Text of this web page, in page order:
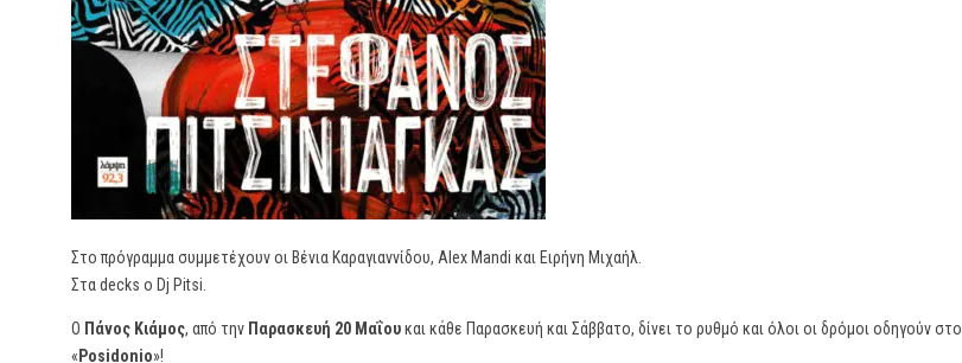
Στο πρόγραμμα συμμετέχουν οι Βένια Καραγιαννίδου, Alex Mandi και Ειρήνη Μιχαήλ.
Στα decks ο Dj Pitsi.
Ο Πάνος Κιάμος, από την Παρασκευή 20 Μαΐουκαι κάθε Παρασκευή και Σάββατο, δίνει το ρυθμό και όλοι οι δρόμοι οδηγούν στο
« Posidonio»!